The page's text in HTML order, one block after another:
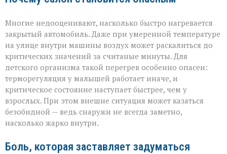
Многие недооценивают, насколько быстро нагревается
закрытый автомобиль. Даже при умеренной температуре
на улице внутри машины воздух может раскалиться до
критических значений за считаные минуты. Для
детского организма такой перегрев особенно опасен:
терморегуляция у малышей работает иначе, и
критическое состояние наступает быстрее, чем у
взрослых. При этом внешне ситуация может казаться
безобидной — ведь снаружи не всегда заметно,
насколько жарко внутри.
Боль, которая заставляет задуматься